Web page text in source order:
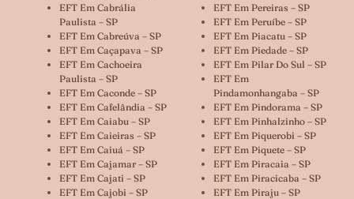
EFT Em Cabrália
Paulista – SP
EFT Em Cabreúva – SP
EFT Em Caçapava – SP
EFT Em Cachoeira
Paulista – SP
EFT Em Caconde – SP
EFT Em Cafelândia – SP
EFT Em Caiabu – SP
EFT Em Caieiras – SP
EFT Em Caiuá – SP
EFT Em Cajamar – SP
EFT Em Cajati – SP
EFT Em Cajobi – SP
EFT Em Pereiras – SP
EFT Em Peruíbe – SP
EFT Em Piacatu – SP
EFT Em Piedade – SP
EFT Em Pilar Do Sul – SP
EFT Em
Pindamonhangaba – SP
EFT Em Pindorama – SP
EFT Em Pinhalzinho – SP
EFT Em Piquerobi – SP
EFT Em Piquete – SP
EFT Em Piracaia – SP
EFT Em Piracicaba – SP
EFT Em Piraju – SP